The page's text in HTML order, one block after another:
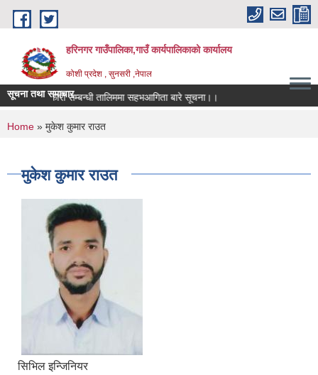
Skip to main content
हरिनगर गाउँपालिका,गाउँ कार्यपालिकाको कार्यालय
कोशी प्रदेश , सुनसरी ,नेपाल
सूचना तथा समाचार
सहकारी सम्बन्धी तालिममा सहभआगिता बारे सूचना।।
You are here
Home » मुकेश कुमार राउत
मुकेश कुमार राउत
सिभिल इन्जिनियर